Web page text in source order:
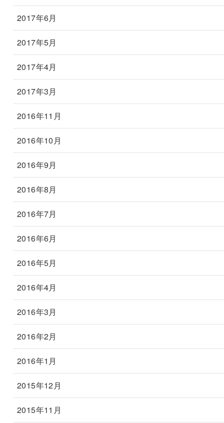
2017年6月
2017年5月
2017年4月
2017年3月
2016年11月
2016年10月
2016年9月
2016年8月
2016年7月
2016年6月
2016年5月
2016年4月
2016年3月
2016年2月
2016年1月
2015年12月
2015年11月